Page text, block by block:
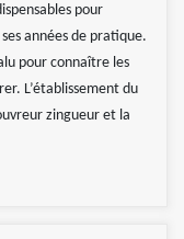
pour
années de pratique.
pour connaître les
L’établissement du
zingueur et la